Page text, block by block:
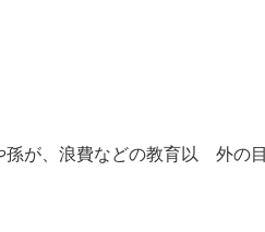
が、浪費などの教育以 外の